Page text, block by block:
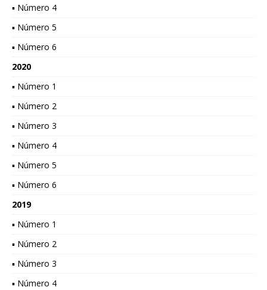
▪ Número 4
▪ Número 5
▪ Número 6
2020
▪ Número 1
▪ Número 2
▪ Número 3
▪ Número 4
▪ Número 5
▪ Número 6
2019
▪ Número 1
▪ Número 2
▪ Número 3
▪ Número 4